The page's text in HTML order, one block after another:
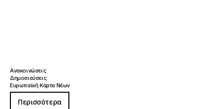
Ανακοινώσεις
Δημοσιεύσεις
Ευρωπαϊκή Κάρτα Νέων
Περισσότερα